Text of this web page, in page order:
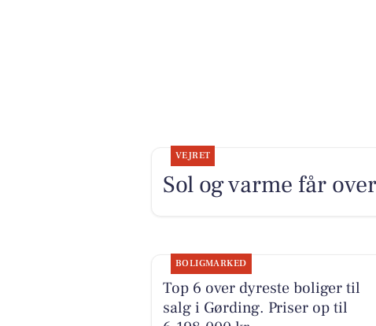
VEJRET
Sol og varme får
BOLIGMARKED
Top 6 over dyreste boliger til
salg i Gørding. Priser op til